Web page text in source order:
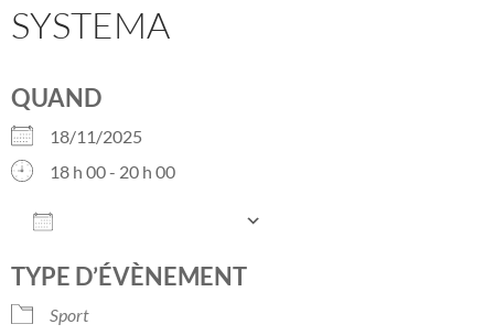
SYSTEMA
QUAND
18/11/2025
18 h 00 - 20 h 00
TYPE D’ÉVÈNEMENT
Sport